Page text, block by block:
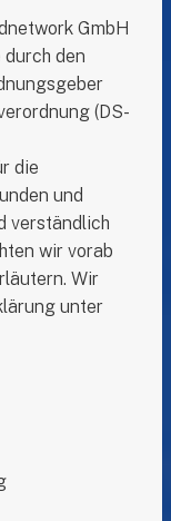
GmbH
den
(DS-
die
und
verständlich
wir vorab
Wir
unter